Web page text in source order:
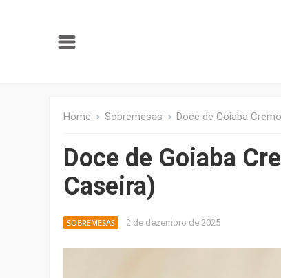
Home Sobremesas Doce de Goiaba
Doce de Goiaba
Caseira)
SOBREMESAS 2 de dezembro de 2025